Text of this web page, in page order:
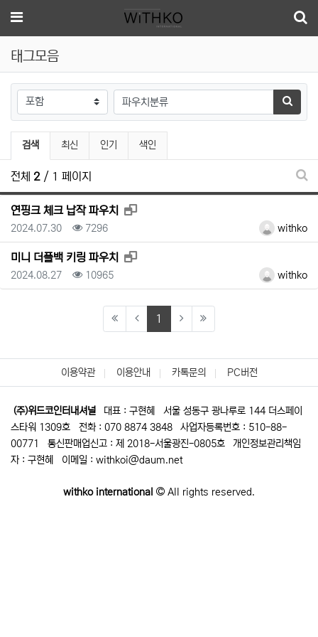
메뉴
태그모음
태그
검색하
검색 최신 인기 색인
전체 2 / 1 페이지
태
연핑크 체크 납작 파우치 새창으로 보기
등록자withko
등록일
2024.07.30 조회
7296
미니 더플백 키링 파우치 새창으로 보기
등록자withko
등록일
2024.08.27 조회
10965
1 (current)
이용약관 이용안내 카톡문의 PC버전
(주)위드코인터내셔널 대표 : 구현혜
서울 성동구 광나루로 144 더스페이
스타워 1309호
전화 : 070 8874 3848
사업자등록번호 : 510-88-
00771
통신판매업신고 : 제 2018-서울광진-0805호
개인정보관리책임
자 : 구현혜
이메일 : withkoi@daum.net
withko international All rights reserved.